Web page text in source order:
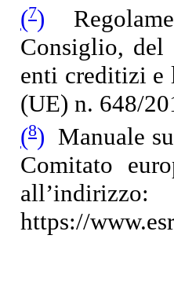
(7)
Consiglio,
enti creditizi e
(UE) n. 648/
(8) Manuale
Comitato
all’indirizzo:
https://